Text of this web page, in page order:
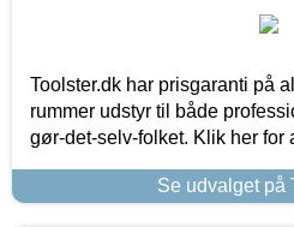
Toolster.dk har prisgaranti på
rummer udstyr til både
gør-det-selv-folket. Klik her for
Se udvalget på